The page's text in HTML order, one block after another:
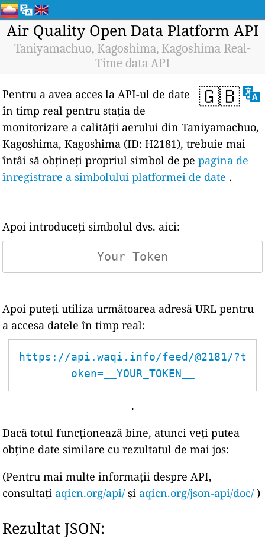
Air Quality Open Data Platform API
Taniyamachuo, Kagoshima, Kagoshima Real-
Time data API
🇬🇧
Pentru a avea acces la API-ul de date
în timp real pentru stația de
monitorizare a calității aerului din Taniyamachuo,
Kagoshima, Kagoshima (ID: H2181), trebuie mai
întâi să obțineți propriul simbol de pepagina de
înregistrare a simbolului platformei de date .
Apoi introduceți simbolul dvs. aici:
Apoi puteți utiliza următoarea adresă URL pentru
a accesa datele în timp real:
https://api.waqi.info/feed/@2181/?t
oken=__YOUR_TOKEN__
.
Dacă totul funcționează bine, atunci veți putea
obține date similare cu rezultatul de mai jos:
(Pentru mai multe informații despre API,
consultați aqicn.org/api/ și aqicn.org/json-api/doc/ )
Rezultat JSON: